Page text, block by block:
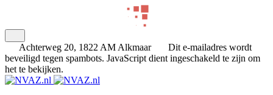
Achterweg 20, 1822 AM Alkmaar
Dit e-mailadres wordt
beveiligd tegen spambots. JavaScript dient ingeschakeld te zijn om
het te bekijken.